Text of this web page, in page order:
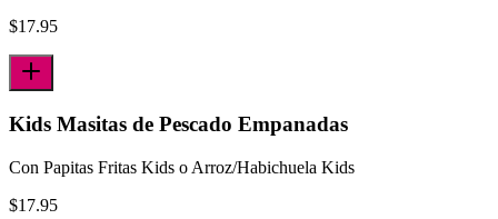
$17.95
Kids Masitas de Pescado Empanadas
Con Papitas Fritas Kids o Arroz/Habichuela Kids
$17.95